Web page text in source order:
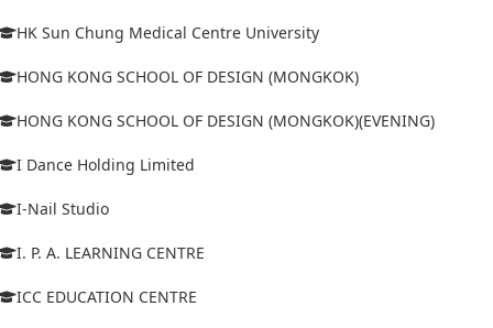
HK Sun Chung Medical Centre University
HONG KONG SCHOOL OF DESIGN (MONGKOK)
HONG KONG SCHOOL OF DESIGN (MONGKOK)(EVENING)
I Dance Holding Limited
I-Nail Studio
I. P. A. LEARNING CENTRE
ICC EDUCATION CENTRE